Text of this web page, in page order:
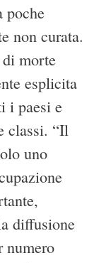
poche
non curata.
morte
esplicita
i paesi e
classi. “Il
uno
diffusione
numero